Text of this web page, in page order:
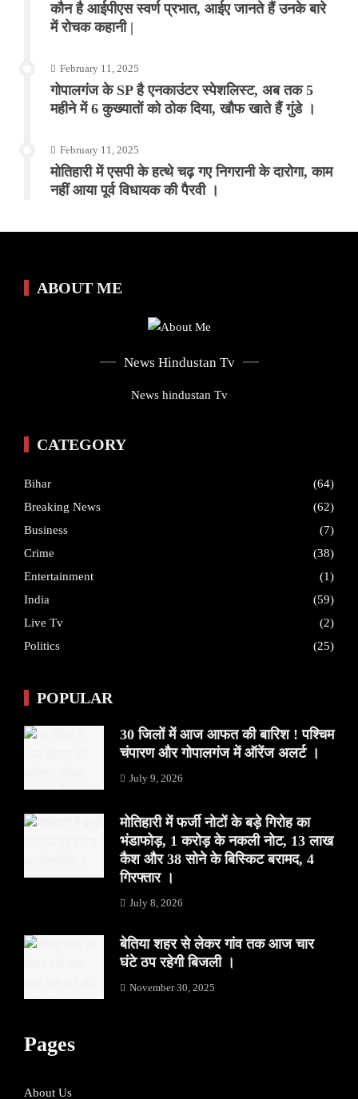
कौन है आईपीएस स्वर्ण प्रभात, आईए जानते हैं उनके बारे
में रोचक कहानी |
February 11, 2025
गोपालगंज के SP है एनकाउंटर स्पेशलिस्ट, अब तक 5
महीने में 6 कुख्यातों को ठोक दिया, खौफ खाते हैं गुंडे ।
February 11, 2025
मोतिहारी में एसपी के हत्थे चढ़ गए निगरानी के दारोगा, काम
नहीं आया पूर्व विधायक की पैरवी ।
ABOUT ME
News Hindustan Tv
News hindustan Tv
CATEGORY
Bihar
(64)
Breaking News
(62)
Business
(7)
Crime
(38)
Entertainment
(1)
India
(59)
Live Tv
(2)
Politics
(25)
POPULAR
30 जिलों में आज आफत की बारिश ! पश्चिम
चंपारण और गोपालगंज में ऑरेंज अलर्ट ।
July 9, 2026
मोतिहारी में फर्जी नोटों के बड़े गिरोह का
भंडाफोड़, 1 करोड़ के नकली नोट, 13 लाख
कैश और 38 सोने के बिस्किट बरामद, 4
गिरफ्तार ।
July 8, 2026
बेतिया शहर से लेकर गांव तक आज चार
घंटे ठप रहेगी बिजली ।
November 30, 2025
Pages
About Us